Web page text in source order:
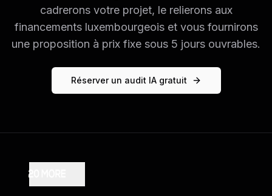
cadrerons votre projet, le relierons aux
financements luxembourgeois et vous fournirons
une proposition à prix fixe sous 5 jours ouvrables.
Réserver un audit IA gratuit